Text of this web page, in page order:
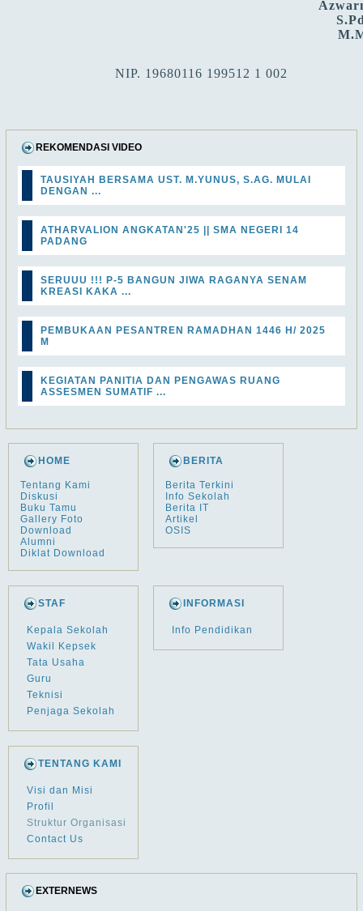
NIP. 19680116 199512 1 002
REKOMENDASI VIDEO
TAUSIYAH BERSAMA UST. M.YUNUS, S.AG. MULAI
DENGAN ...
ATHARVALION ANGKATAN'25 || SMA NEGERI 14
PADANG
SERUUU !!! P-5 BANGUN JIWA RAGANYA SENAM
KREASI KAKA ...
PEMBUKAAN PESANTREN RAMADHAN 1446 H/ 2025
M
KEGIATAN PANITIA DAN PENGAWAS RUANG
ASSESMEN SUMATIF ...
HOME
Tentang Kami
Diskusi
Buku Tamu
Gallery Foto
Download
Alumni
Diklat Download
BERITA
Berita Terkini
Info Sekolah
Berita IT
Artikel
OSIS
STAF
Kepala Sekolah
Wakil Kepsek
Tata Usaha
Guru
Teknisi
Penjaga Sekolah
INFORMASI
Info Pendidikan
TENTANG KAMI
Visi dan Misi
Profil
Struktur Organisasi
Contact Us
EXTERNEWS